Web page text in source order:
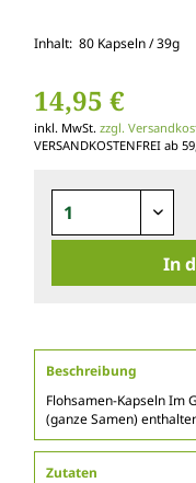
Inhalt: 80 Kapseln / 39g
14,95 €
inkl. MwSt. zzgl.
VERSANDKOSTENFREI ab
In
Beschreibung
Flohsamen-Kapseln Im
(ganze Samen)
Zutaten